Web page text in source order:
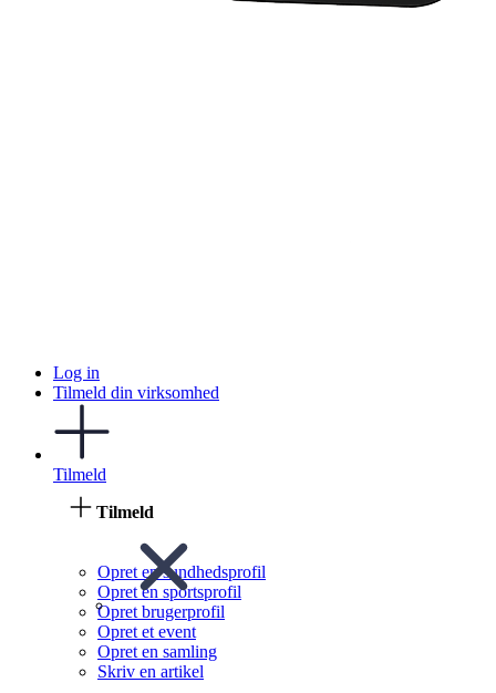
Log in
Tilmeld din virksomhed
Tilmeld
Tilmeld
Opret en sundhedsprofil
Opret en sportsprofil
Opret brugerprofil
Opret et event
Opret en samling
Skriv en artikel